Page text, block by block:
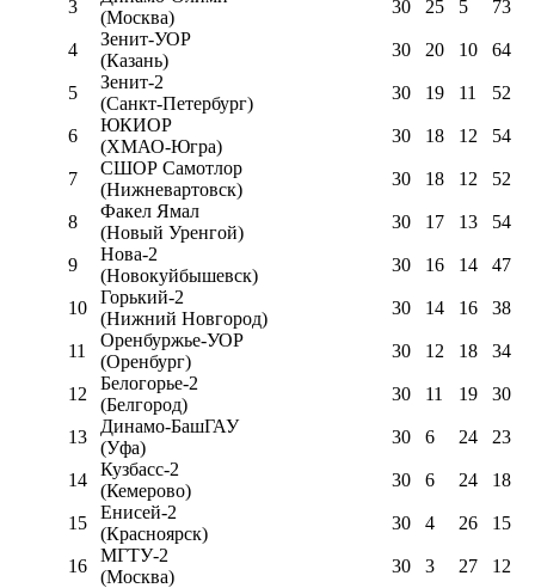
3
(Москва)
30 25 5 73
4
Зенит-УОР
(Казань)
30 20 10 64
5
Зенит-2
(Санкт-Петербург)
30 19 11 52
6
ЮКИОР
(ХМАО-Югра)
30 18 12 54
7
СШОР Самотлор
(Нижневартовск)
30 18 12 52
8
Факел Ямал
(Новый Уренгой)
30 17 13 54
9
Нова-2
(Новокуйбышевск)
30 16 14 47
10
Горький-2
(Нижний Новгород)
30 14 16 38
11
Оренбуржье-УОР
(Оренбург)
30 12 18 34
12
Белогорье-2
(Белгород)
30 11 19 30
13
Динамо-БашГАУ
(Уфа)
30 6 24 23
14
Кузбасс-2
(Кемерово)
30 6 24 18
15
Енисей-2
(Красноярск)
30 4 26 15
16
МГТУ-2
(Москва)
30 3 27 12